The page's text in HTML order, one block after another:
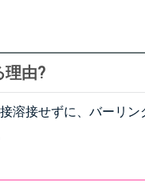
理由?
溶接せずに、バーリ